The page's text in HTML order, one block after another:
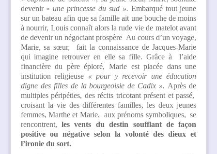
devenir «une princesse du sud ». Embarqué tout jeune
sur un bateau afin que sa famille ait une bouche de moins
à nourrir, Louis connaît alors la rude vie de matelot avant
de devenir un négociant prospère Au cours d’un voyage,
Marie, sa sœur, fait la connaissance de Jacques-Marie
qui imagine retrouver en elle sa fille. Grâce à l’aide
financière du père éploré, Marie est placée dans une
institution religieuse « pour y recevoir une éducation
digne des filles de la bourgeoisie de Cadix ». Après de
multiples péripéties, des récits tricotant présent et passé,
croisant la vie des différentes familles, les deux jeunes
femmes, Marthe et Marie, aux prénoms symboliques, se
rencontrent, les vents du destin soufflant de façon
positive ou négative selon la volonté des dieux et
l’ironie du sort.